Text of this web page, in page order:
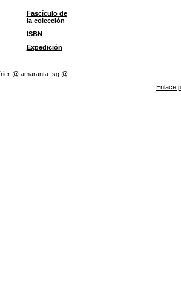
Fascículo de
la colección
ISBN
Expedición
@ amaranta_sg @
Enlace